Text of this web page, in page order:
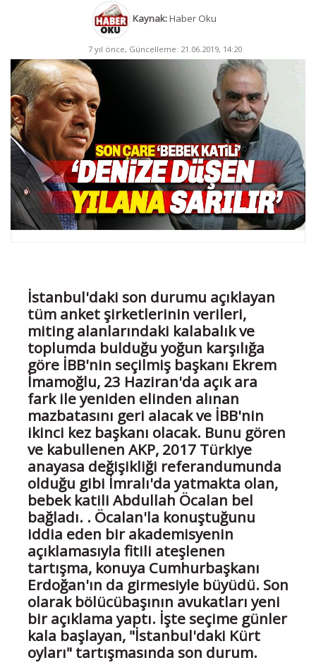
Kaynak:Haber Oku
7 yıl önce, Güncelleme: 21.06.2019, 14:20
İstanbul'daki son durumu açıklayan
tüm anket şirketlerinin verileri,
miting alanlarındaki kalabalık ve
toplumda bulduğu yoğun karşılığa
göre İBB'nin seçilmiş başkanı Ekrem
İmamoğlu, 23 Haziran'da açık ara
fark ile yeniden elinden alınan
mazbatasını geri alacak ve İBB'nin
ikinci kez başkanı olacak. Bunu gören
ve kabullenen AKP, 2017 Türkiye
anayasa değişikliği referandumunda
olduğu gibi İmralı'da yatmakta olan,
bebek katili Abdullah Öcalan bel
bağladı. . Öcalan'la konuştuğunu
iddia eden bir akademisyenin
açıklamasıyla fitili ateşlenen
tartışma, konuya Cumhurbaşkanı
Erdoğan'ın da girmesiyle büyüdü. Son
olarak bölücübaşının avukatları yeni
bir açıklama yaptı. İşte seçime günler
kala başlayan, "İstanbul'daki Kürt
oyları" tartışmasında son durum.